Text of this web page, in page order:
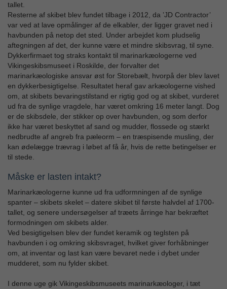
tallet.
Resterne af skibet blev fundet tilbage i 2012, da ’JD Contractor’
var ved at lave opmålinger af de elkabler, der ligger gravet ned i
havbunden på netop det sted. Under arbejdet kom pludselig
aftegningen af det, der kunne være et mindre skibsvrag, til syne.
Dykkerfirmaet tog straks kontakt til marinarkæologerne ved
Vikingeskibsmuseet i Roskilde, der forvalter det
marinarkæologiske ansvar øst for Storebælt, hvorpå der blev lavet
en dykkerbesigtigelse. Resultatet heraf gav arkæologerne vished
om, at skibets bevaringstilstand er rigtig god og at skibet, vurderet
ud fra de synlige vragdele, har været omkring 16 meter langt. Dog
er de skibsdele, der stikker op over havbunden, og som derfor
ikke har været beskyttet af sand og mudder, flossede og stærkt
nedbrudte af angreb fra pæleorm – en træspisende musling, der
kan ødelægge trævrag i løbet af få år, hvis de rette betingelser er
til stede.
Måske er lasten intakt?
Marinarkæologerne kunne ud fra udformningen af de synlige
spanter – skibets skelet – datere skibet til første halvdel af 1700-
tallet, og senere undersøgelser af træets årringe har bekræftet
formodningen om skibets alder.
Ved besigtigelsen blev der fundet keramik og teglsten på
havbunden i og omkring skibsvraget, hvilket giver forhåbninger
om, at inventar og last kan være bevaret nede i dybet under
mudderet, som nu fylder skibet.
I denne uge gik Vikingeskibsmuseets marinarkæologer, i tæt